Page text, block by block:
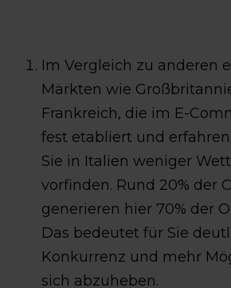
Im Vergleich zu anderen
Märkten wie
Frankreich, die im E-
fest etabliert und
Sie in Italien weniger
vorfinden. Rund 20% der
generieren hier 70% der
Das bedeutet für Sie
Konkurrenz und mehr
sich abzuheben.